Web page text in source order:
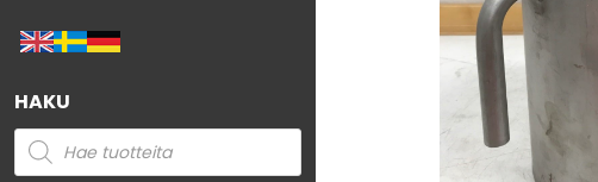
HAKU